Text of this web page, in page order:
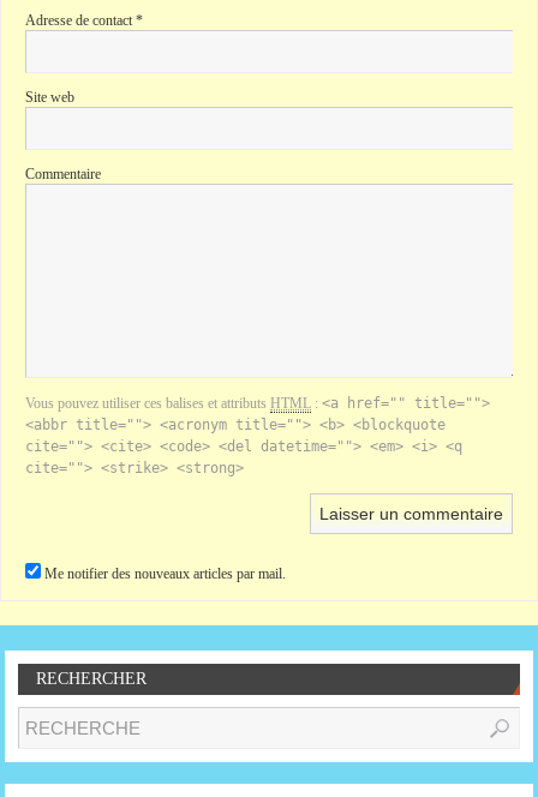
Adresse de contact *
Site web
Commentaire
Vous pouvez utiliser ces balises et attributs HTML : <a href="" title="">
<abbr title=""> <acronym title=""> <b> <blockquote
cite=""> <cite> <code> <del datetime=""> <em> <i> <q
cite=""> <strike> <strong>
Me notifier des nouveaux articles par mail.
RECHERCHER